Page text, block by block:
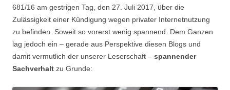
681/16 am gestrigen Tag, den 27. Juli 2017, über die
Zulässigkeit einer Kündigung wegen privater Internetnutzung
zu befinden. Soweit so vorerst wenig spannend. Dem Ganzen
lag jedoch ein – gerade aus Perspektive diesen Blogs und
damit vermutlich der unserer Leserschaft – spannender
Sachverhalt zu Grunde: